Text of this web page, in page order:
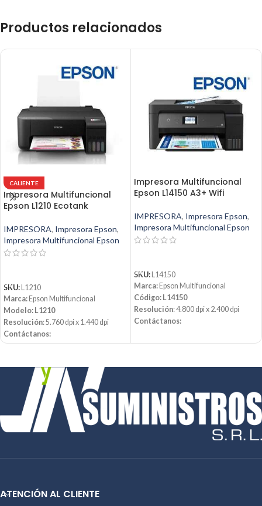
Productos relacionados
CALIENTE
Impresora Multifuncional
Epson L1210 Ecotank
IMPRESORA, Impresora Epson,
Impresora Multifuncional Epson
SKU: L1210
Marca: Epson Multifuncional
Modelo: L1210
Resolución: 5.760 dpi x 1.440 dpi
Contáctanos:
Email:ventas@jynsuministros.com
Impresora Multifuncional
Epson L14150 A3+ Wifi
IMPRESORA, Impresora Epson,
Impresora Multifuncional Epson
SKU: L14150
Marca: Epson Multifuncional
Código: L14150
Resolución: 4.800 dpi x 2.400 dpi
Contáctanos:
📱 WhatsApp:51 991 864 930
ATENCIÓN AL CLIENTE